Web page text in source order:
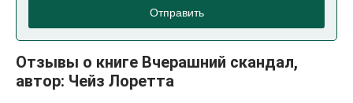
Отправить
Отзывы о книге Вчерашний скандал,
автор: Чейз Лоретта